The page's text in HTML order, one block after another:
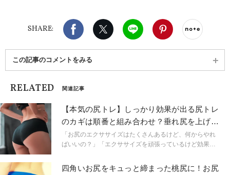
じ、ヨガインストラクターの資格を取得しにハワイ
へ。フリーのヨガインストラクターとして現在名古
SHARE:
Facebook X（旧twitter）
LINE Pinterest
この記事のコメントをみる
RELATED 関連記事
【本気の尻トレ】しっかり効果が出る尻トレ
のカギは順番と組み合わせ？垂れ尻を上げる
本気のエクサ
「お尻のエクササイズはたくさんあるけど、何からやれ
ばいいの？」「エクササイズを頑張っているけど効果を
クササイズの組み合わせと順番です！
四角いお尻をキュっと締まった桃尻に！お尻